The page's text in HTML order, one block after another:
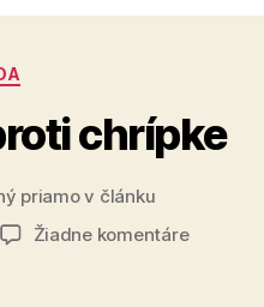
chrípke
priamo v článku
Žiadne komentárena